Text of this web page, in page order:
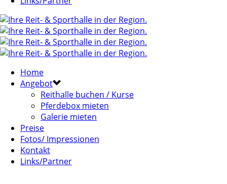
Home
Angebot
Reithalle buchen / Kurse
Pferdebox mieten
Galerie mieten
Preise
Fotos/ Impressionen
Kontakt
Links/Partner